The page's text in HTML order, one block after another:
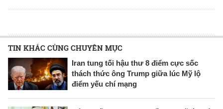
TIN KHÁC CÙNG CHUYÊN MỤC
Iran tung tối hậu thư 8 điểm cực sốc
thách thức ông Trump giữa lúc Mỹ lộ
điểm yếu chí mạng